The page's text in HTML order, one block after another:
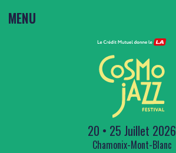
MENU
20 • 25 Juillet 2026
Chamonix-Mont-Blanc